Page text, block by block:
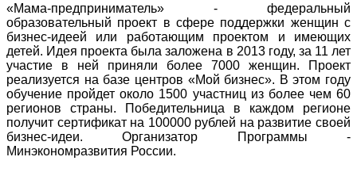
«Мама-предприниматель» - федеральный
образовательный проект в сфере поддержки женщин с
бизнес-идеей или работающим проектом и имеющих
детей. Идея проекта была заложена в 2013 году, за 11 лет
участие в ней приняли более 7000 женщин. Проект
реализуется на базе центров «Мой бизнес». В этом году
обучение пройдет около 1500 участниц из более чем 60
регионов страны. Победительница в каждом регионе
получит сертификат на 100000 рублей на развитие своей
бизнес-идеи. Организатор Программы -
Минэкономразвития России.